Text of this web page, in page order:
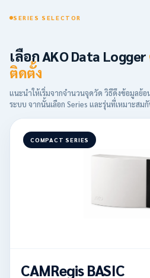
SERIES SELECTOR
เลือก AKO Data Logger
ติดตั้ง
แนะนำให้เริ่มจากจำนวนจุดวัด วิธีดึงข้อมูลย้
ระบบ จากนั้นเลือก Series และรุ่นที่เหมาะสม
COMPACT SERIES
CAMRegis BASIC